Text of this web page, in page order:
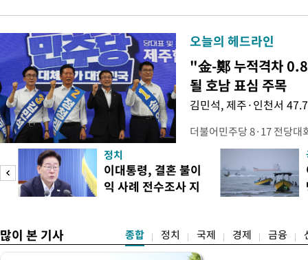
오늘의 헤드라인
"金-鄭 누적격차
될 호남 표심 주목
김민석, 제주·인천서
더불어민주당 8·17 전당대
보가 8일 제주·인천 지역
다. 앞서 정청래 후보 우세
·울산·경남 경선에서 1승
제주·인천 경선에서 이기
정치
이대통령, 결혼 불이
익 사례 전수조사 지
많이 본 기사 종합 정치 국제 경제 금융